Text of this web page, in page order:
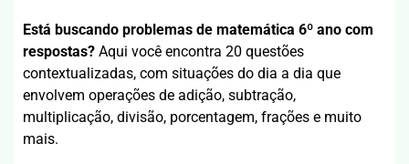
Está buscando problemas de matemática 6º ano com
respostas? Aqui você encontra 20 questões
contextualizadas, com situações do dia a dia que
envolvem operações de adição, subtração,
multiplicação, divisão, porcentagem, frações e muito
mais.